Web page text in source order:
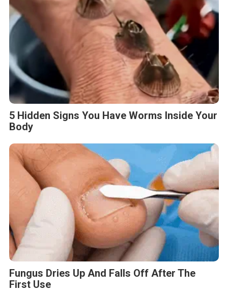
5 Hidden Signs You Have Worms Inside Your
Body
Fungus Dries Up And Falls Off After The
First Use